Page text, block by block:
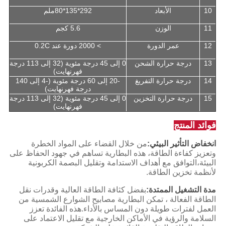
10 الأبعاد 292*135*80ملم
11 الوزن 5.6 كجم
12 عمر الدورة > 2000 دورة عند 0.2C
13 درجة حرارة الشحن
0 إلى 45 درجة مئوية (32 إلى 113 درجة
فهرنهايت)
14
درجة حرارة التفريغ
-20 إلى 60 درجة مئوية (-4 إلى 140
درجة فهرنهايت)
15
درجة حرارة التخزين
0 إلى 45 درجة مئوية (32 إلى 113 درجة
فهرنهايت)
فوائد المنتج
انخفاض التأثير البيئي:من خلال القضاء على المواد الخطرة
وتعزيز كفاءة الطاقة، هذه البطارية تساهم في جهود الحفاظ على
البيئة،التوافق مع أهداف الاستدامة وتقليل البصمة الكربونية
لأنظمة تخزين الطاقة.
مدة التشغيل الممتدة:بفضل كثافة الطاقة العالية وقدرات نقل
الطاقة الفعالة ، تمكن البطارية مصابيح الشوارع الشمسية من
العمل لفترات طويلة دون المساس بالأداء.هذه الفائدة تعزز
السلامة والرؤية في الأماكن الخارجية مع تقليل الاعتماد على